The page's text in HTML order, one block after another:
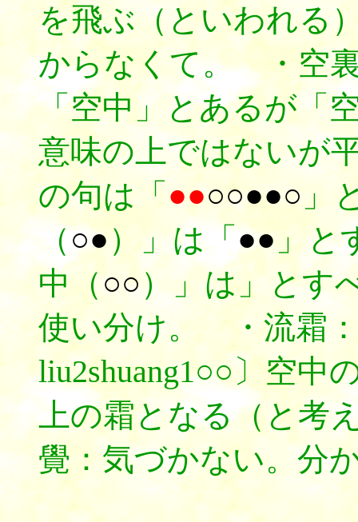
を飛ぶ（といわれる
からなくて。 ・空
「空中」とあるが「
意味の上ではないが
の句は「●●○○●●○」
（○●）」は「●●」と
中（○○）」は」とす
使い分け。 ・流霜
liu2shuang1○○〕空中
上の霜となる（と考
覺：気づかない。分